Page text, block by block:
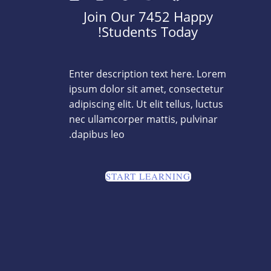
Join Our 7452 Happy
Students​ Today!
Enter description text here. Lorem
ipsum dolor sit amet, consectetur
adipiscing elit. Ut elit tellus, luctus
nec ullamcorper mattis, pulvinar
dapibus leo.​
START LEARNING